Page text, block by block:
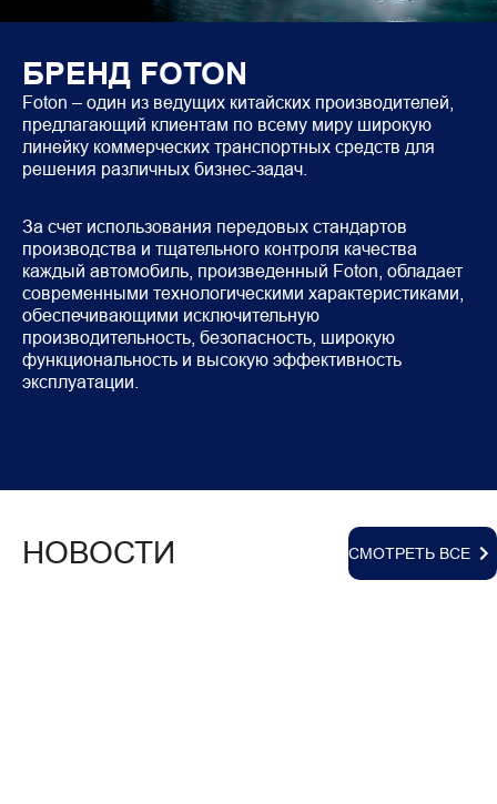
БРЕНД FOTON
Foton – один из ведущих китайских производителей,
предлагающий клиентам по всему миру широкую
линейку коммерческих транспортных средств для
решения различных бизнес-задач.
За счет использования передовых стандартов
производства и тщательного контроля качества
каждый автомобиль, произведенный Foton, обладает
современными технологическими характеристиками,
обеспечивающими исключительную
производительность, безопасность, широкую
функциональность и высокую эффективность
эксплуатации.
НОВОСТИ СМОТРЕТЬ ВСЕ